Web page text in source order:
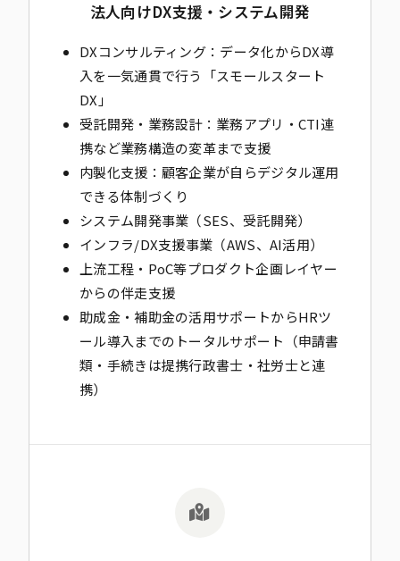
法人向けDX支援・システム開発
DXコンサルティング：データ化からDX導
入を一気通貫で行う「スモールスタート
DX」
受託開発・業務設計：業務アプリ・CTI連
携など業務構造の変革まで支援
内製化支援：顧客企業が自らデジタル運用
できる体制づくり
システム開発事業（SES、受託開発）
インフラ/DX支援事業（AWS、AI活用）
上流工程・PoC等プロダクト企画レイヤー
からの伴走支援
助成金・補助金の活用サポートからHRツ
ール導入までのトータルサポート（申請書
類・手続きは提携行政書士・社労士と連
携）